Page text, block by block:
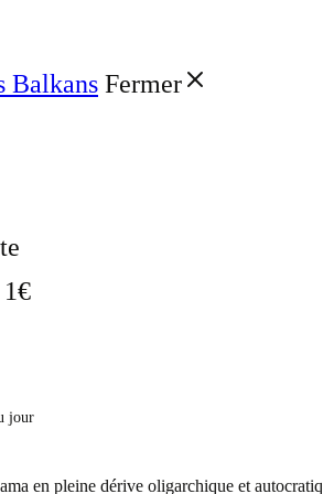
Balkans Fermer
1€
jour
en pleine dérive oligarchique et